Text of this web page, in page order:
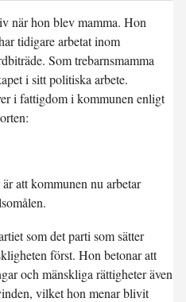
när hon blev mamma. Hon
tidigare arbetat inom
Som trebarnsmamma
i sitt politiska arbete.
i fattigdom i kommunen enligt
att kommunen nu arbetar
som det parti som sätter
först. Hon betonar att
och mänskliga rättigheter även
vilket hon menar blivit